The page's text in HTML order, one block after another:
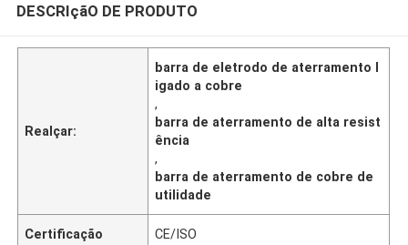
DESCRIçãO DE PRODUTO
Realçar:
barra de eletrodo de aterramento l
igado a cobre
,
barra de aterramento de alta resist
ência
,
barra de aterramento de cobre de
utilidade
Certificação CE/ISO